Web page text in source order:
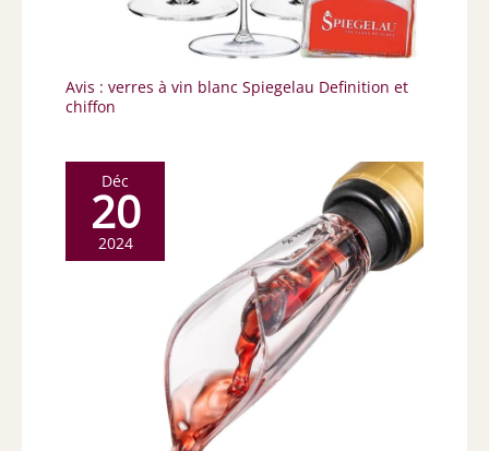
Avis : verres à vin blanc Spiegelau Definition et
chiffon
Déc
20
2024